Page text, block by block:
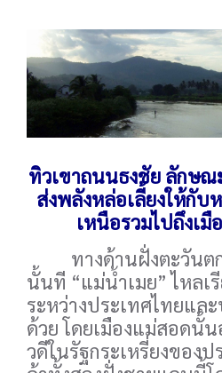
ทิวเขาถนนธงชัย ลักษ
ส่งพลังหล่อเลี้ยงให้กับ
เหนือรวมไปถึงเ
ทางด้านฝั่งตะวันตก
นั้นที “แม่น้ำเมย” ไหลเ
ระหว่างประเทศไทยแล
ด้วย โดยเมืองแม่สอดนั้
วดีในรัฐกระเหรี่ยงของ